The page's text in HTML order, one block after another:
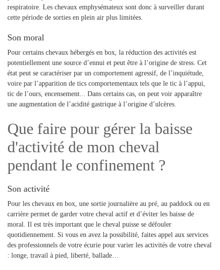
respiratoire. Les chevaux emphysémateux sont donc à surveiller durant
cette période de sorties en plein air plus limitées.
Son moral
Pour certains chevaux hébergés en box, la réduction des activités est
potentiellement une source d’ennui et peut être à l’origine de stress. Cet
état peut se caractériser par un comportement agressif, de l’inquiétude,
voire par l’apparition de tics comportementaux tels que le tic à l’appui,
tic de l’ours, encensement... Dans certains cas, on peut voir apparaître
une augmentation de l’acidité gastrique à l’origine d’ulcères.
Que faire pour gérer la baisse
d'activité de mon cheval
pendant le confinement ?
Son activité
Pour les chevaux en box, une sortie journalière au pré, au paddock ou en
carrière permet de garder votre cheval actif et d’éviter les baisse de
moral. Il est très important que le cheval puisse se défouler
quotidiennement. Si vous en avez la possibilité, faites appel aux services
des professionnels de votre écurie pour varier les activités de votre cheval
: longe, travail à pied, liberté, ballade…